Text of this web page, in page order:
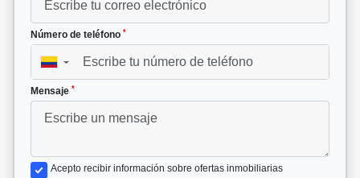
Número de teléfono *
▼
Mensaje *
Acepto recibir información sobre ofertas inmobiliarias